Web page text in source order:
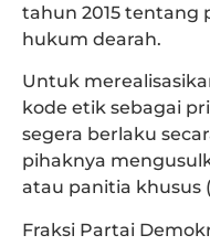
tahun 2015
hukum dearah.
Untuk
kode etik sebagai
segera berlaku
pihaknya
atau panitia khusus
Fraksi Partai